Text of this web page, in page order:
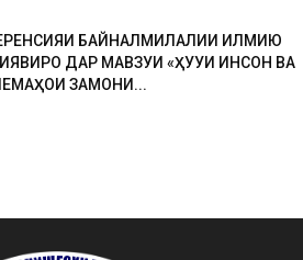
БАЙНАЛМИЛАЛИИ ИЛМИЮ
ДАР МАВЗУИ «ҲУҚУҚИ ИНСОН ВА
ЗАМОНИ...